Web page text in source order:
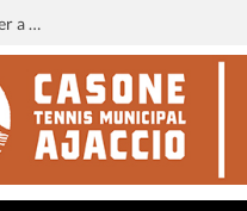
Liga 3 : u calendariu di u Sporting Club di Bastia hè cunnisciutu per a staghjoni 2026-2027